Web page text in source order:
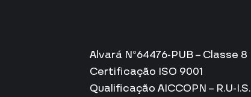
Alvará Nº64476-PUB – Classe 8
Certificação ISO 9001
Qualificação AICCOPN – R.U-I.S.